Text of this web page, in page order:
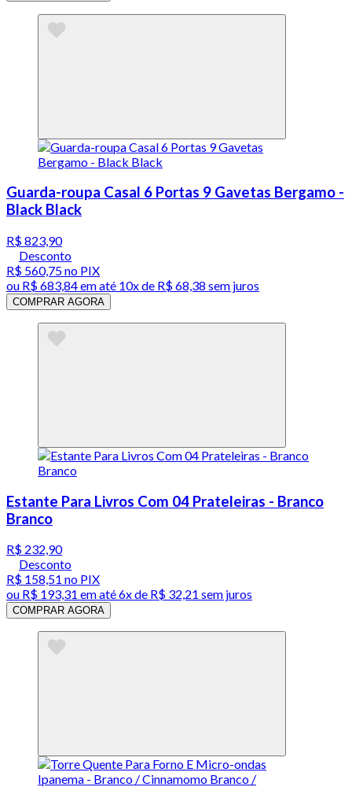
Guarda-roupa Casal 6 Portas 9 Gavetas Bergamo -
Black Black
R$ 823,90
Desconto
R$ 560,75no PIX
ou R$ 683,84em até 10x de R$ 68,38 sem juros
COMPRAR AGORA
Estante Para Livros Com 04 Prateleiras - Branco
Branco
R$ 232,90
Desconto
R$ 158,51 no PIX
ou R$ 193,31 em até6x de R$ 32,21 sem juros
COMPRAR AGORA